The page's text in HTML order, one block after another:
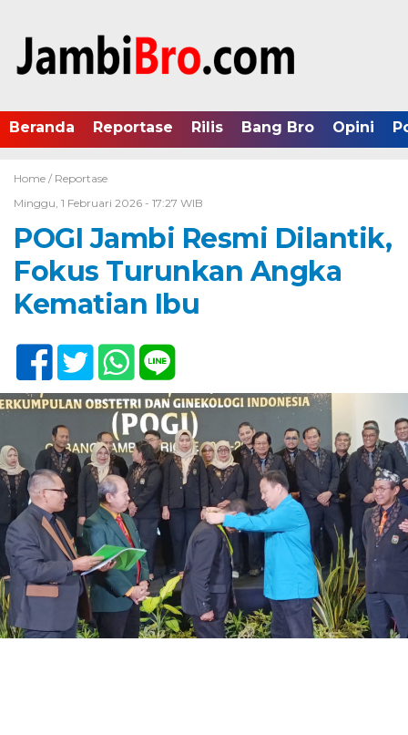
Beranda Reportase Rilis Bang Bro Opini
Home / Reportase
Minggu, 1 Februari 2026 - 17:27 WIB
POGI Jambi Resmi Dilantik,
Fokus Turunkan Angka
Kematian Ibu